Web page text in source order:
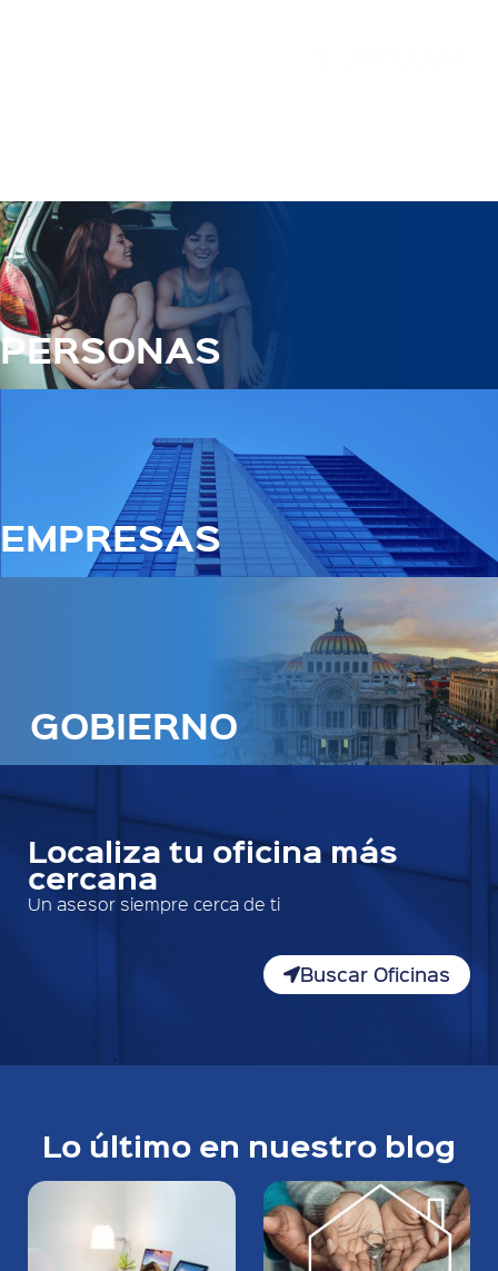
PERSONAS
EMPRESAS
GOBIERNO
Localiza tu oficina más
cercana
Un asesor siempre cerca de ti
Buscar Oficinas
Lo último en nuestro blog